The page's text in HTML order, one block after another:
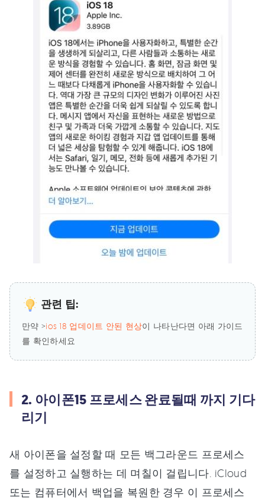
관련 팁:
만약 >ios 18 업데이트 안된 현상이 나타난다면 아래 가이드
를 확인하세요
2. 아이폰15 프로세스 완료될때 까지 기다
리기
새 아이폰을 설정할 때 모든 백그라운드 프로세스
를 설정하고 실행하는 데 며칠이 걸립니다. iCloud
또는 컴퓨터에서 백업을 복원한 경우 이 프로세스